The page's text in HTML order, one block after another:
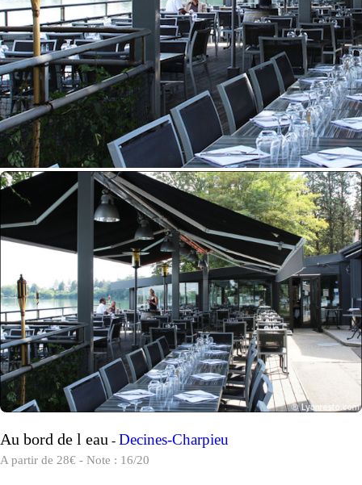
Au bord de l eau - Decines-Charpieu
A partir de 28€ - Note : 16/20